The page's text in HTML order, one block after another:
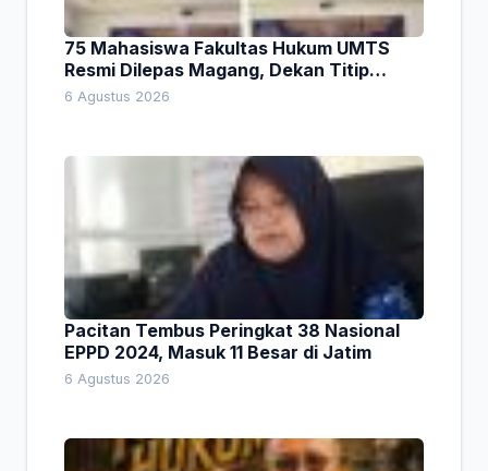
75 Mahasiswa Fakultas Hukum UMTS
Resmi Dilepas Magang, Dekan Titip
Empat Pesan Penting
6 Agustus 2026
Pacitan Tembus Peringkat 38 Nasional
EPPD 2024, Masuk 11 Besar di Jatim
6 Agustus 2026